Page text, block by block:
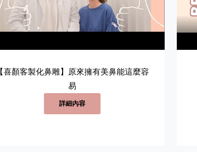
【喜顏客製化鼻雕】原來擁有美鼻能這麼容
易
詳細內容